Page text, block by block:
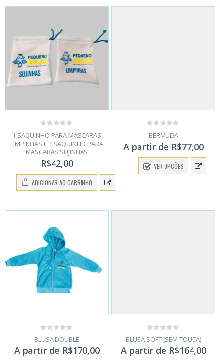
0
out
of
5
1 SAQUINHO PARA MASCARAS
LIMPINHAS E 1 SAQUINHO PARA
MASCARAS SUJINHAS
R$42,00
ADICIONAR AO CARRINHO
0
out
of
5
BERMUDA
A partir de R$77,00
VER OPÇÕES
0
out
of
5
BLUSA DOUBLE
A partir de R$170,00
0
out
of
5
BLUSA SOFT (SEM TOUCA)
A partir de R$164,00